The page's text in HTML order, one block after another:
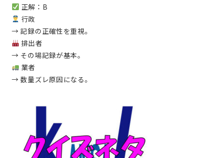
正解：B
行政
→ 記録の正確性を重視。
排出者
→ その場記録が基本。
業者
→ 数量ズレ原因になる。